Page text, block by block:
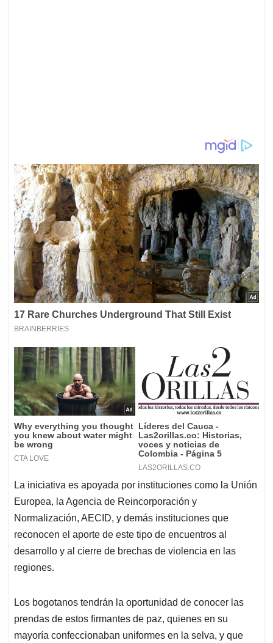
La iniciativa es apoyada por instituciones como la Unión
Europea, la Agencia de Reincorporación y
Normalización, AECID, y demás instituciones que
reconocen el aporte de este tipo de encuentros al
desarrollo y al cierre de brechas de violencia en las
regiones.
Los bogotanos tendrán la oportunidad de conocer las
prendas de estos firmantes de paz, quienes en su
mayoría confeccionaban uniformes en la selva, y que